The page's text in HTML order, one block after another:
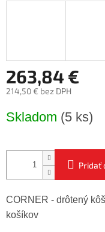
263,84 €
214,50 € bez DPH
cena:
Skladom (5 ks)
Pridať
CORNER - drôtený
košíkov